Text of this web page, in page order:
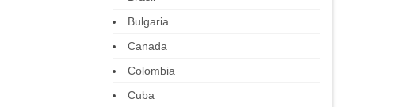
Bulgaria
Canada
Colombia
Cuba